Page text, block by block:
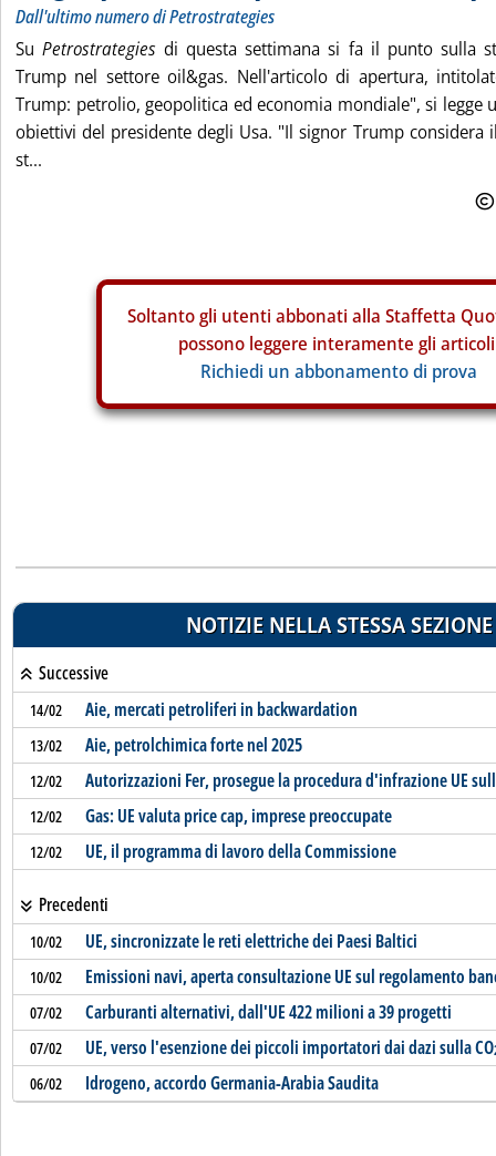
Dall'ultimo numero di Petrostrategies
SuPetrostrategies di questa settimana si fa il punto sulla
Trump nel settore oil&gas. Nell'articolo di apertura,
Trump: petrolio, geopolitica ed economia mondiale", si legge
obiettivi del presidente degli Usa. "Il signor Trump
st...
Soltanto gli utenti abbonati alla Staffetta
possono leggere interamente gli
Richiedi un abbonamento di prova
NOTIZIE NELLA STESSA SEZIONE
Successive
14/02 Aie, mercati petroliferi in backwardation
13/02 Aie, petrolchimica forte nel 2025
12/02 Autorizzazioni Fer, prosegue la procedura d'infrazione UE
12/02 Gas: UE valuta price cap, imprese preoccupate
12/02 UE, il programma di lavoro della Commissione
Precedenti
10/02 UE, sincronizzate le reti elettriche dei Paesi Baltici
10/02 Emissioni navi, aperta consultazione UE sul regolamento
07/02 Carburanti alternativi, dall'UE 422 milioni a 39 progetti
07/02 UE, verso l'esenzione dei piccoli importatori dai dazi sulla CO
06/02 Idrogeno, accordo Germania-Arabia Saudita